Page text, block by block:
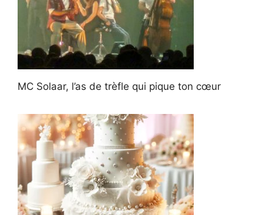
MC Solaar, l’as de trèfle qui pique ton cœur